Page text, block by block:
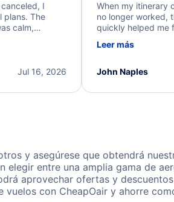
I
plans. The
calm,
flight
and
Jul 16, 2026
When my itinerary
no longer worked,
quickly helped me
beyond to resolve
Leer más
John Naples
y asegúrese que obtendrá
entre una amplia gama de
aprovechar ofertas y
con CheapOair y ahorre